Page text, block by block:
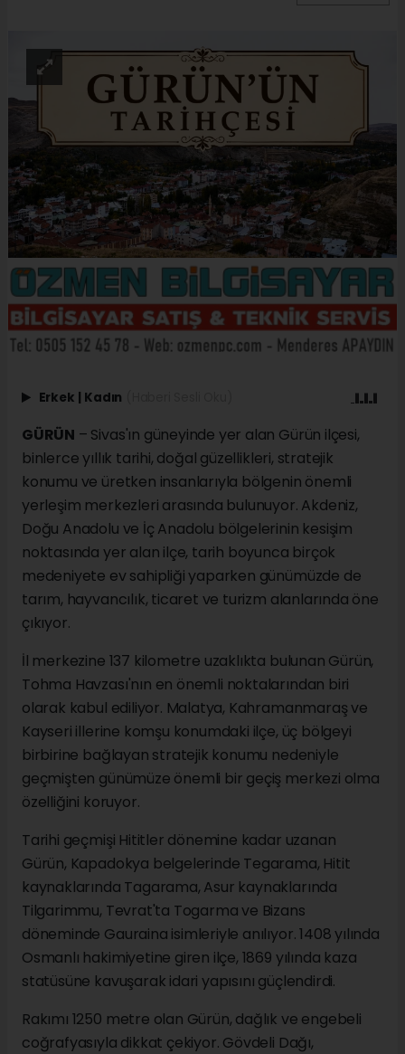
Erkek | Kadın
GÜRÜN – Sivas'ın güneyinde yer alan Gürün ilçesi,
binlerce yıllık tarihi, doğal güzellikleri, stratejik
konumu ve üretken insanlarıyla bölgenin önemli
yerleşim merkezleri arasında bulunuyor. Akdeniz,
Doğu Anadolu ve İç Anadolu bölgelerinin kesişim
noktasında yer alan ilçe, tarih boyunca birçok
medeniyete ev sahipliği yaparken günümüzde de
tarım, hayvancılık, ticaret ve turizm alanlarında öne
çıkıyor.
İl merkezine 137 kilometre uzaklıkta bulunan Gürün,
Tohma Havzası'nın en önemli noktalarından biri
olarak kabul ediliyor. Malatya, Kahramanmaraş ve
Kayseri illerine komşu konumdaki ilçe, üç bölgeyi
birbirine bağlayan stratejik konumu nedeniyle
geçmişten günümüze önemli bir geçiş merkezi olma
özelliğini koruyor.
Tarihi geçmişi Hititler dönemine kadar uzanan
Gürün, Kapadokya belgelerinde Tegarama, Hitit
kaynaklarında Tagarama, Asur kaynaklarında
Tilgarimmu, Tevrat'ta Togarma ve Bizans
döneminde Gauraina isimleriyle anılıyor. 1408 yılında
Osmanlı hakimiyetine giren ilçe, 1869 yılında kaza
statüsüne kavuşarak idari yapısını güçlendirdi.
Rakımı 1250 metre olan Gürün, dağlık ve engebeli
coğrafyasıyla dikkat çekiyor. Gövdeli Dağı,